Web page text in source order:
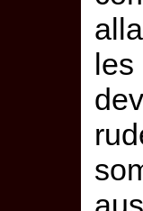
les